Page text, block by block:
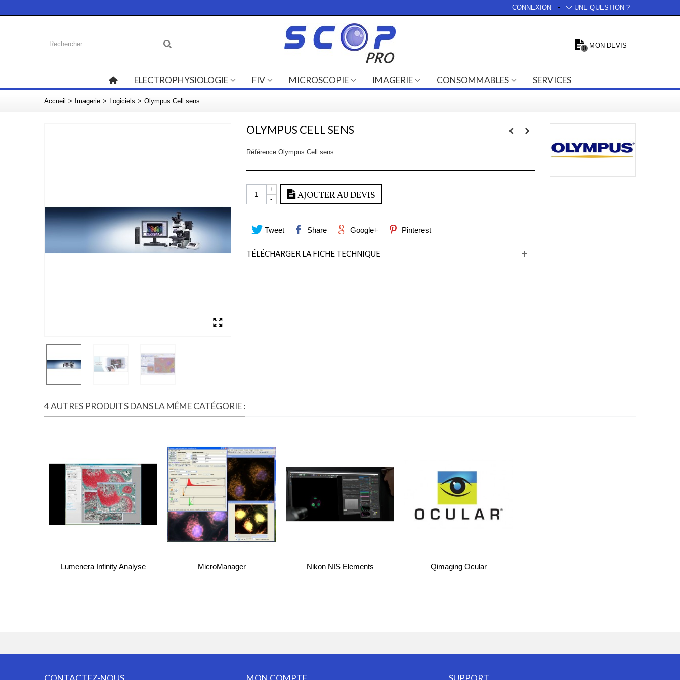
UNE QUESTION ?
CONNEXION
0 MON DEVIS
ELECTROPHYSIOLOGIE FIV MICROSCOPIE IMAGERIE CONSOMMABLES SERVICES
Accueil > Imagerie > Logiciels > Olympus Cell sens
OLYMPUS CELL SENS
Référence Olympus Cell sens
-
+
AJOUTER AU DEVIS
Tweet Share Google+ Pinterest
TÉLÉCHARGER LA FICHE TECHNIQUE
4 AUTRES PRODUITS DANS LA MÊME CATÉGORIE :
Lumenera Infinity Analyse MicroManager Nikon NIS Elements Qimaging Ocular